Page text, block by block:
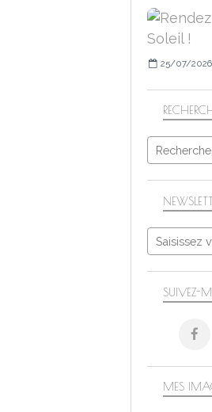
SUIVEZ-
25/07/2026
MES